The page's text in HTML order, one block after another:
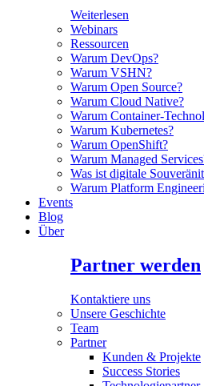
Weiterlesen
Webinars
Ressourcen
Warum DevOps?
Warum VSHN?
Warum Open Source?
Warum Cloud Native?
Warum Container-
Warum Kubernetes?
Warum OpenShift?
Warum Managed
Was ist digitale
Warum Platform
Events
Blog
Über
Partner werden
Kontaktiere uns
Unsere Geschichte
Team
Partner
Kunden & Projekte
Success Stories